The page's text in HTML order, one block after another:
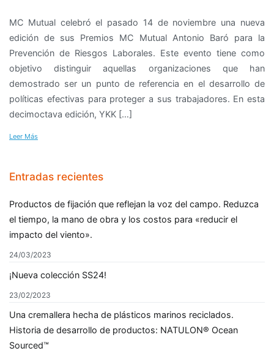
MC Mutual celebró el pasado 14 de noviembre una nueva
edición de sus Premios MC Mutual Antonio Baró para la
Prevención de Riesgos Laborales. Este evento tiene como
objetivo distinguir aquellas organizaciones que han
demostrado ser un punto de referencia en el desarrollo de
políticas efectivas para proteger a sus trabajadores. En esta
decimoctava edición, YKK […]
Leer Más
Entradas recientes
Productos de fijación que reflejan la voz del campo. Reduzca
el tiempo, la mano de obra y los costos para «reducir el
impacto del viento».
24/03/2023
¡Nueva colección SS24!
23/02/2023
Una cremallera hecha de plásticos marinos reciclados.
Historia de desarrollo de productos: NATULON® Ocean
Sourced™